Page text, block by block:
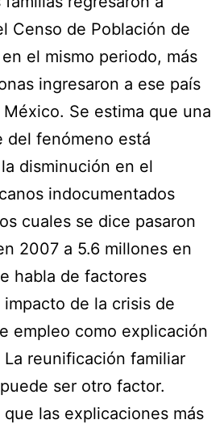
Censo de Población de
el mismo periodo, más
ingresaron a ese país
Se estima que una
del fenómeno está
disminución en el
indocumentados
cuales se dice pasaron
2007 a 5.6 millones en
habla de factores
de la crisis de
empleo como explicación
reunificación familiar
ser otro factor.
las explicaciones más